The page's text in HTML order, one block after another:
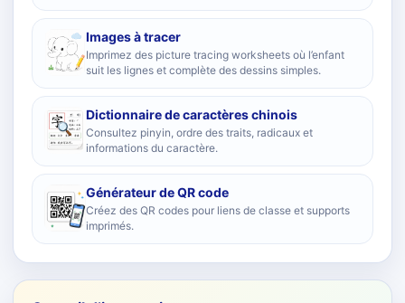
Images à tracer
Imprimez des picture tracing worksheets où l’enfant
suit les lignes et complète des dessins simples.
Dictionnaire de caractères chinois
Consultez pinyin, ordre des traits, radicaux et
informations du caractère.
Générateur de QR code
Créez des QR codes pour liens de classe et supports
imprimés.